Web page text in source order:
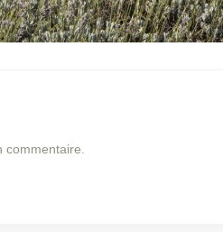
commentaire.